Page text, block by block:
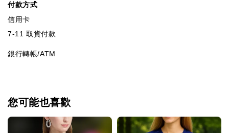
付款方式
信用卡
7-11 取貨付款
銀行轉帳/ATM
您可能也喜歡